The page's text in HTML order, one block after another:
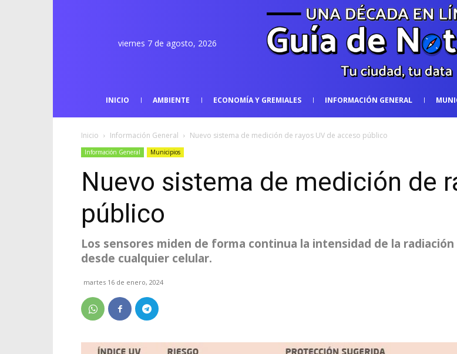
viernes 7 de agosto, 2026
INICIO AMBIENTE ECONOMÍA Y GREMIALES INFORMACIÓN GENERAL
Inicio Información General Nuevo sistema de medición de rayos UV de acceso público
Información General Municipios
Nuevo sistema de medición de
público
Los sensores miden de forma continua la intensidad de la
desde cualquier celular.
martes 16 de enero, 2024